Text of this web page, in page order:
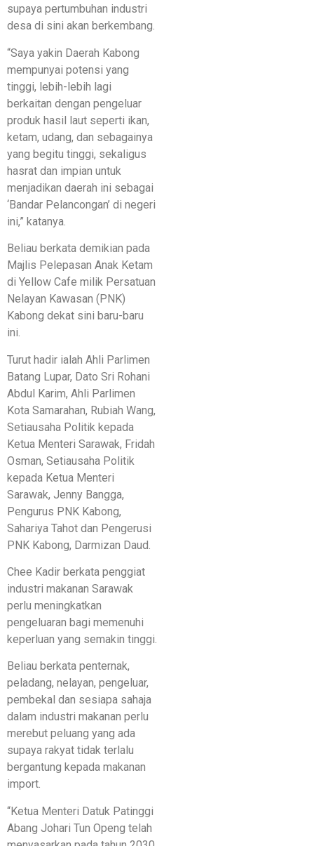
supaya pertumbuhan industri
desa di sini akan berkembang.
“Saya yakin Daerah Kabong
mempunyai potensi yang
tinggi, lebih-lebih lagi
berkaitan dengan pengeluar
produk hasil laut seperti ikan,
ketam, udang, dan sebagainya
yang begitu tinggi, sekaligus
hasrat dan impian untuk
menjadikan daerah ini sebagai
‘Bandar Pelancongan’ di negeri
ini,” katanya.
Beliau berkata demikian pada
Majlis Pelepasan Anak Ketam
di Yellow Cafe milik Persatuan
Nelayan Kawasan (PNK)
Kabong dekat sini baru-baru
ini.
Turut hadir ialah Ahli Parlimen
Batang Lupar, Dato Sri Rohani
Abdul Karim, Ahli Parlimen
Kota Samarahan, Rubiah Wang,
Setiausaha Politik kepada
Ketua Menteri Sarawak, Fridah
Osman, Setiausaha Politik
kepada Ketua Menteri
Sarawak, Jenny Bangga,
Pengurus PNK Kabong,
Sahariya Tahot dan Pengerusi
PNK Kabong, Darmizan Daud.
Chee Kadir berkata penggiat
industri makanan Sarawak
perlu meningkatkan
pengeluaran bagi memenuhi
keperluan yang semakin tinggi.
Beliau berkata penternak,
peladang, nelayan, pengeluar,
pembekal dan sesiapa sahaja
dalam industri makanan perlu
merebut peluang yang ada
supaya rakyat tidak terlalu
bergantung kepada makanan
import.
“Ketua Menteri Datuk Patinggi
Abang Johari Tun Openg telah